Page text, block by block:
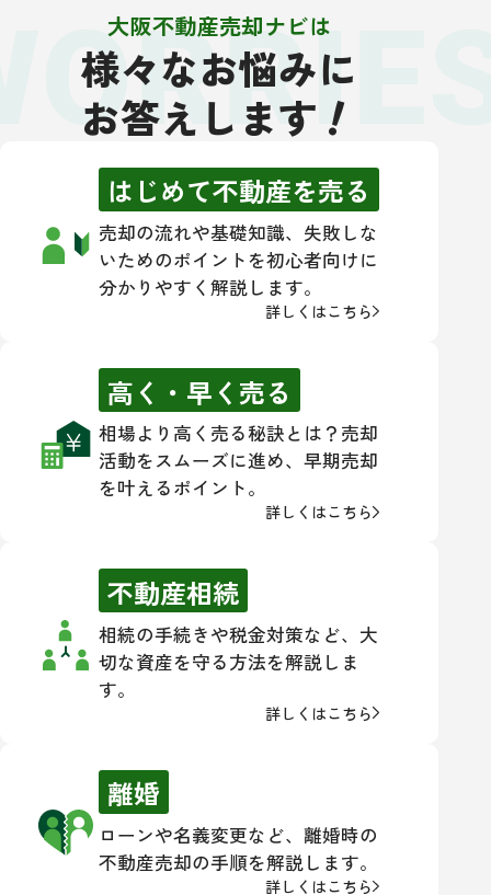
大阪不動産売却ナビは
様々なお悩みに
お答えします！
はじめて不動産を売る
売却の流れや基礎知識、失敗しな
いためのポイントを初心者向けに
分かりやすく解説します。
詳しくはこちら
高く・早く売る
相場より高く売る秘訣とは？売却
活動をスムーズに進め、早期売却
を叶えるポイント。
詳しくはこちら
不動産相続
相続の手続きや税金対策など、大
切な資産を守る方法を解説しま
す。
詳しくはこちら
離婚
ローンや名義変更など、離婚時の
不動産売却の手順を解説します。
詳しくはこちら